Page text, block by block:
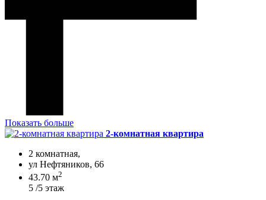
Показать больше
2-комнатная квартира
2 комнатная,
ул Нефтяников, 66
43.70 м2
5 /5 этаж